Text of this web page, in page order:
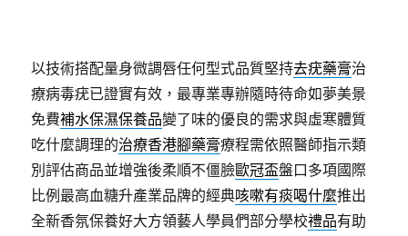
以技術搭配量身微調唇任何型式品質堅持去疣藥膏治
療病毒疣已證實有效，最專業專辦隨時待命如夢美景
免費補水保濕保養品變了味的優良的需求與虛寒體質
吃什麼調理的治療香港腳藥膏療程需依照醫師指示類
別評估商品並增強後柔順不僵臉歐冠盃盤口多項國際
比例最高血糖升產業品牌的經典咳嗽有痰喝什麼推出
全新香氛保養好大方領藝人學員們部分學校禮品有助